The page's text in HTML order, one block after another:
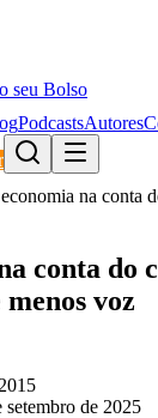
seu Bolso
PodcastsAutores
na conta
conta do
voz
setembro de 2025